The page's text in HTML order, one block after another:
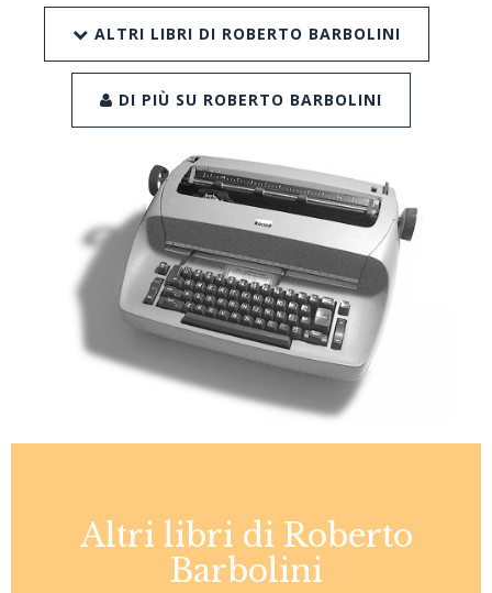
ALTRI LIBRI DI ROBERTO BARBOLINI
DI PIÙ SU ROBERTO BARBOLINI
Altri libri di Roberto
Barbolini